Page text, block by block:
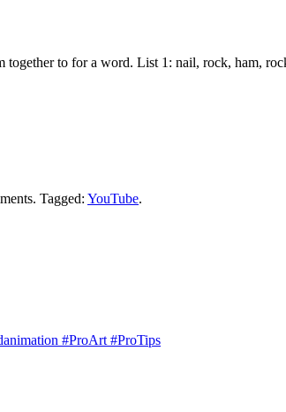
to for a word. List 1: nail, rock, ham,
. Tagged: YouTube.
#ProArt #ProTips